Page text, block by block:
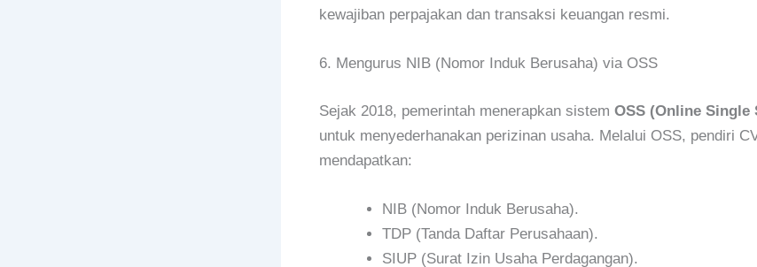
kewajiban perpajakan dan transaksi keuangan resmi.
6. Mengurus NIB (Nomor Induk Berusaha) via OSS
Sejak 2018, pemerintah menerapkan sistem OSS (Online Single
untuk menyederhanakan perizinan usaha. Melalui OSS, pendiri
mendapatkan:
NIB (Nomor Induk Berusaha).
TDP (Tanda Daftar Perusahaan).
SIUP (Surat Izin Usaha Perdagangan).